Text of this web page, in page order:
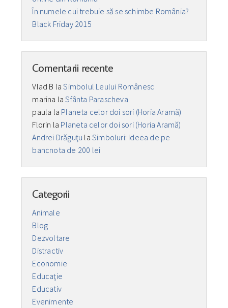
În numele cui trebuie să se schimbe România?
Black Friday 2015
Comentarii recente
Vlad B laSimbolul Leului Românesc
marina laSfânta Parascheva
paula la Planeta celor doi sori (Horia Aramă)
Florin la Planeta celor doi sori (Horia Aramă)
Andrei Drăguţu laSimboluri: Ideea de pe
bancnota de 200 lei
Categorii
Animale
Blog
Dezvoltare
Distractiv
Economie
Educaţie
Educativ
Evenimente